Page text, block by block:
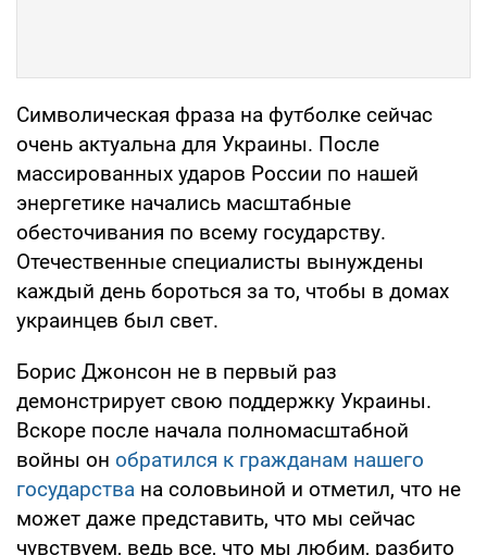
Символическая фраза на футболке сейчас
очень актуальна для Украины. После
массированных ударов России по нашей
энергетике начались масштабные
обесточивания по всему государству.
Отечественные специалисты вынуждены
каждый день бороться за то, чтобы в домах
украинцев был свет.
Борис Джонсон не в первый раз
демонстрирует свою поддержку Украины.
Вскоре после начала полномасштабной
войны он обратился к гражданам нашего
государства на соловьиной и отметил, что не
может даже представить, что мы сейчас
чувствуем, ведь все, что мы любим, разбито